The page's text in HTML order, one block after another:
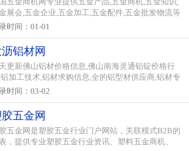
五金商机网专业提供五金产品,五金商机,五金知识,
展会,五金企业,五金加工,五金配件,五金批发物流等
整合平台，是中国五金供应商及五金采购商是展
台网..
时间：01-01
铝材网
更新佛山铝材价格信息,佛山南海灵通铝锭价格行
加工技术,铝材求购信息,全的铝型材供应商,铝材专
答技术问题,努力打造佛山南海铝材采购信息网
时间：03-02
五金网
五金网是塑胶五金行业门户网站，关联模式B2B的
，提供专业塑胶五金行业资讯、塑料五金商机、